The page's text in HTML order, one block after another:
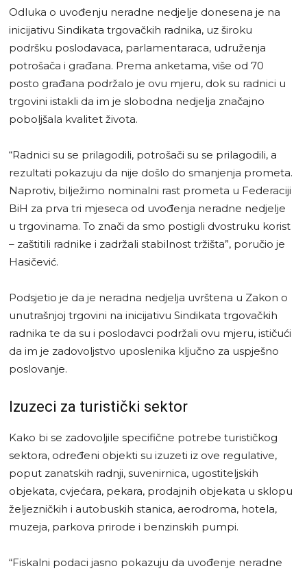
Odluka o uvođenju neradne nedjelje donesena je na
inicijativu Sindikata trgovačkih radnika, uz široku
podršku poslodavaca, parlamentaraca, udruženja
potrošača i građana. Prema anketama, više od 70
posto građana podržalo je ovu mjeru, dok su radnici u
trgovini istakli da im je slobodna nedjelja značajno
poboljšala kvalitet života.
“Radnici su se prilagodili, potrošači su se prilagodili, a
rezultati pokazuju da nije došlo do smanjenja prometa.
Naprotiv, bilježimo nominalni rast prometa u Federaciji
BiH za prva tri mjeseca od uvođenja neradne nedjelje
u trgovinama. To znači da smo postigli dvostruku korist
– zaštitili radnike i zadržali stabilnost tržišta”, poručio je
Hasičević.
Podsjetio je da je neradna nedjelja uvrštena u Zakon o
unutrašnjoj trgovini na inicijativu Sindikata trgovačkih
radnika te da su i poslodavci podržali ovu mjeru, ističući
da im je zadovoljstvo uposlenika ključno za uspješno
poslovanje.
Izuzeci za turistički sektor
Kako bi se zadovoljile specifične potrebe turističkog
sektora, određeni objekti su izuzeti iz ove regulative,
poput zanatskih radnji, suvenirnica, ugostiteljskih
objekata, cvjećara, pekara, prodajnih objekata u sklopu
željezničkih i autobuskih stanica, aerodroma, hotela,
muzeja, parkova prirode i benzinskih pumpi.
“Fiskalni podaci jasno pokazuju da uvođenje neradne